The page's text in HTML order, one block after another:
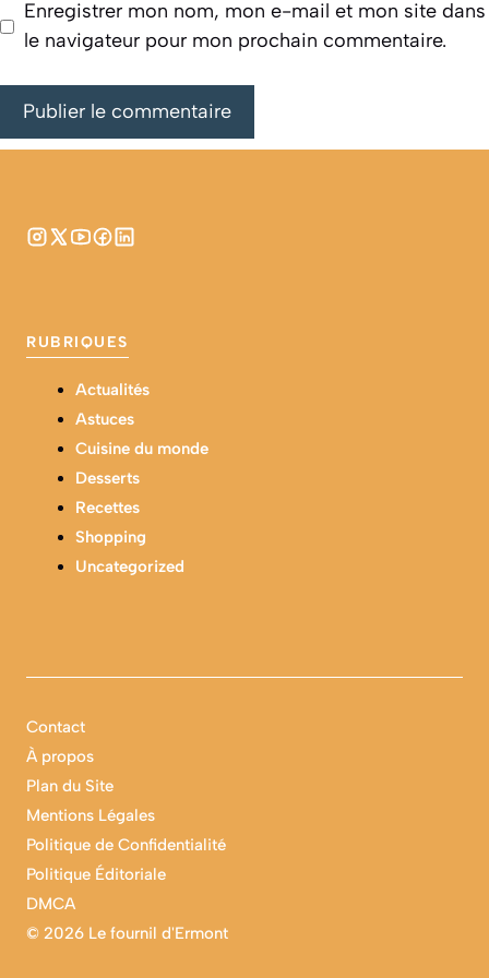
Enregistrer mon nom, mon e-mail et mon site dans
le navigateur pour mon prochain commentaire.
RUBRIQUES
Actualités
Astuces
Cuisine du monde
Desserts
Recettes
Shopping
Uncategorized
© 2026 Le fournil d'Ermont
Contact
À propos
Plan du Site
Mentions Légales
Politique de Confidentialité
Politique Éditoriale
DMCA